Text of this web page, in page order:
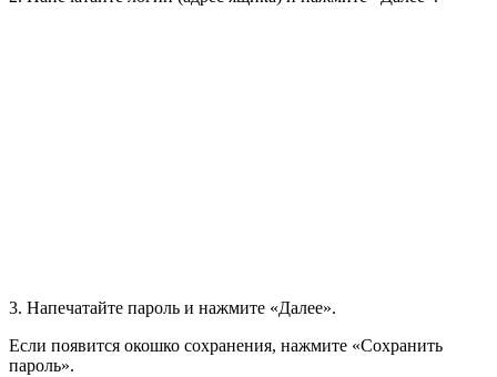
3. Напечатайте пароль и нажмите «Далее».
Если появится окошко сохранения, нажмите «Сохранить
пароль».